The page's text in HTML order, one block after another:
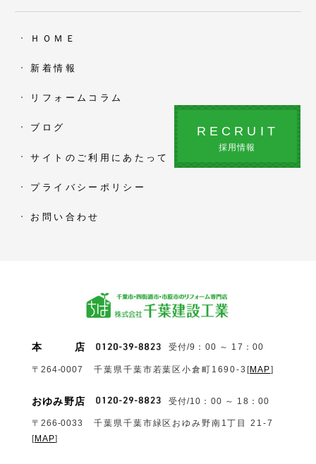
ＨＯＭＥ
新着情報
リフォームコラム
ブログ
サイトのご利用にあたって
プライバシーポリシー
お問い合わせ
RECRUIT
採用情報
本 店 受付/9：00 ～ 17：00
〒264-0007 千葉県千葉市若葉区小倉町1690‐3 [MAP]
おゆみ野店 受付/10：00 ～ 18：00
〒266-0033
千葉県千葉市緑区おゆみ野南1丁目 21-7
[MAP]